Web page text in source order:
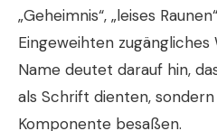
„Geheimnis“, „leises
Eingeweihten zugängliches
Name deutet darauf hin,
als Schrift dienten,
Komponente besaßen.